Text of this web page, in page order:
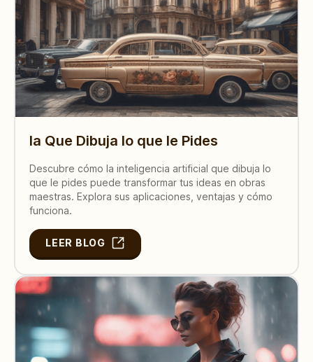
Ia Que Dibuja lo que le Pides
Descubre cómo la inteligencia artificial que dibuja lo
que le pides puede transformar tus ideas en obras
maestras. Explora sus aplicaciones, ventajas y cómo
funciona.
LEER BLOG